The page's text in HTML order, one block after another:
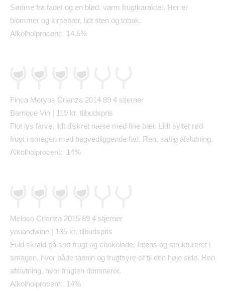
Sødme fra fadet og en blød, varm frugtkarakter. Her er
blommer og kirsebær, lidt sten og tobak.
Alkolholprocent: 14,5%
Finca Meryos Crianza 2014 89 4 stjerner
Barrique Vin | 119 kr. tilbudspris
Flot lys farve, lidt diskret næse med fine bær. Lidt syltet rød
frugt i smagen med bagvedliggende fad. Ren, saftig afslutning.
Alkolholprocent: 14%
Meloso Crianza 2015 89 4 stjerner
youandwine | 135 kr. tilbudspris
Fuld skrald på sort frugt og chokolade. Intens og struktureret i
smagen, hvor både tannin og frugtsyre er til den høje side. Ren
afslutning, hvor frugten dominerer.
Alkolholprocent: 14%